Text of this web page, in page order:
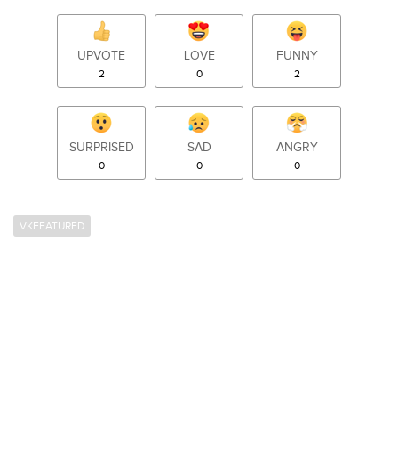
UPVOTE
2
LOVE
0
FUNNY
2
SURPRISED
0
SAD
0
ANGRY
0
VKFEATURED